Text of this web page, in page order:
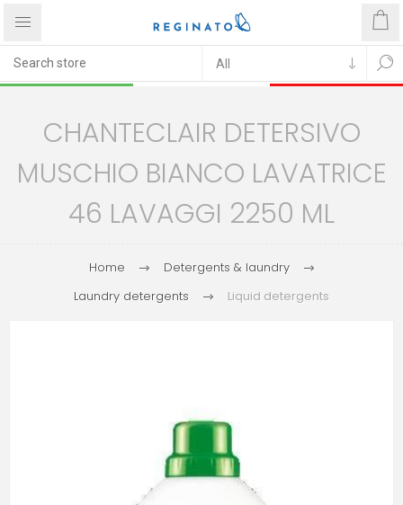
CHANTECLAIR DETERSIVO
MUSCHIO BIANCO LAVATRICE
46 LAVAGGI 2250 ML
Home
Detergents & laundry
Laundry detergents
Liquid detergents